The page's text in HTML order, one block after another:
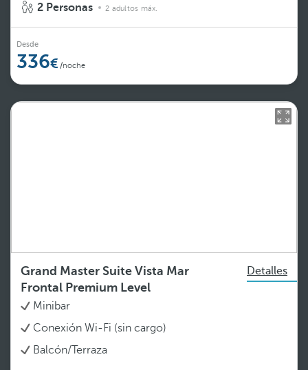
2 Personas 2 adultos máx.
Desde
336 /noche
Grand Master Suite Vista Mar
Frontal Premium Level
Detalles
Minibar
Conexión Wi-Fi (sin cargo)
Balcón/Terraza